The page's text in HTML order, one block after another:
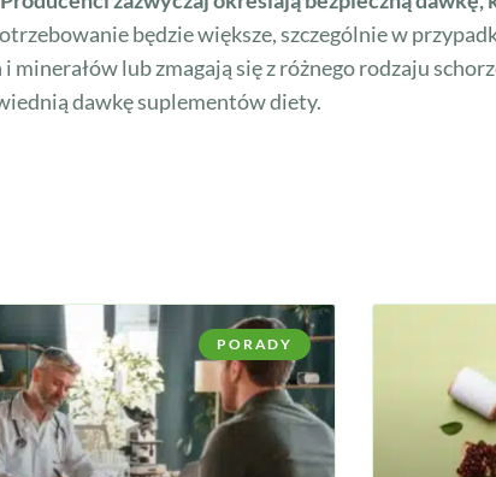
będzie większe, szczególnie w
lub zmagają się z różnego rodzaju
dawkę suplementów diety.
PORADY